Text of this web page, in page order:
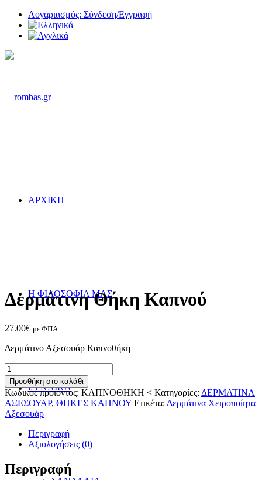
Λογαριασμός: Σύνδεση/Εγγραφή
ΑΡΧΙΚΗ
Η ΦΙΛΟΣΟΦΙΑ ΜΑΣ
ΓΥΝΑΙΚΑ
Δερμάτινη Θήκη Καπνού
27.00€ με ΦΠΑ
Δερμάτινο Αξεσουάρ Καπνοθήκη
Δερμάτινη
Θήκη
Καπνού
ποσότητα
Προσθήκη στο καλάθι
Κωδικός προϊόντος: ΚΑΠΝΟΘΗΚΗ < Κατηγορίες: ΔΕΡΜΑΤΙΝΑ
ΑΞΕΣΟΥΑΡ, ΘΗΚΕΣ ΚΑΠΝΟΥ Ετικέτα: Δερμάτινα Χειροποίητα
Αξεσουάρ
Περιγραφή
Αξιολογήσεις (0)
Περιγραφή